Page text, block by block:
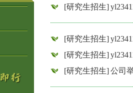
[研究生招生]
[研究生招生]
[研究生招生]
[研究生招生]公司